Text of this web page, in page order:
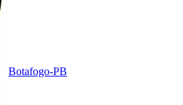
Botafogo-PB